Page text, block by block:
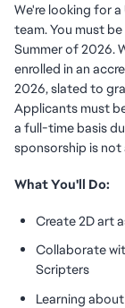
We're looking for
team. You must
Summer of 2026.
enrolled in an
2026, slated to
Applicants must
a full-time basis
sponsorship is
What You'll Do:
Create 2D art
Collaborate
Scripters
Learning